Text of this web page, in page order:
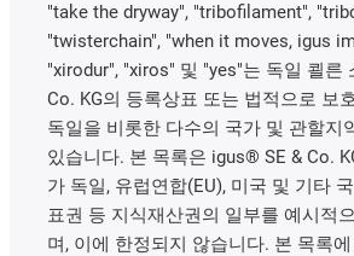
"take the dryway", "tribofilament",
"twisterchain", "when it moves, igus
"xirodur", "xiros" 및 "yes"는 독일 쾰른
Co. KG의 등록상표 또는 법적으로 보
독일을 비롯한 다수의 국가 및 관할지
있습니다. 본 목록은 igus® SE & Co.
가 독일, 유럽연합(EU), 미국 및 기타
표권 등 지식재산권의 일부를 예시적
며, 이에 한정되지 않습니다. 본 목록